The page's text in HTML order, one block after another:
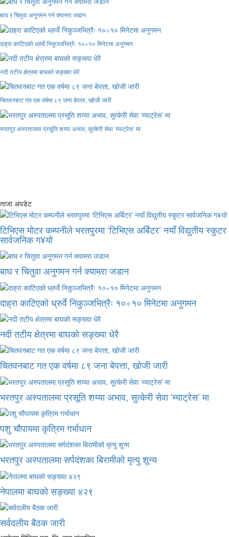
बाघ र चितुवा अनुगमन गर्न क्यामरा जडान
दाह्रा काटिएको ध्रुर्वे निकुञ्जभित्रैः १०÷१० मिनेटमा अनुगमन
नदी तटीय क्षेत्रमा बाघको सङ्ख्या धेरै
चितवनबाट गत एक वर्षमा ८९ जना बेपत्ता, खोजी जारी
भरतपुर अस्पतालमा प्रसूति शय्या अभाव, सुत्केरी सेवा ‘म्याट्रेस’ मा
ताजा अपडेट
टिभिएस मोटर कम्पनीले भरतपुरमा ‘टिभिएस अर्बिटर’ नयाँ विद्युतीय स्कुटर
सार्वजनिक ग¥यो
बाघ र चितुवा अनुगमन गर्न क्यामरा जडान
दाह्रा काटिएको ध्रुर्वे निकुञ्जभित्रैः १०÷१० मिनेटमा अनुगमन
नदी तटीय क्षेत्रमा बाघको सङ्ख्या धेरै
चितवनबाट गत एक वर्षमा ८९ जना बेपत्ता, खोजी जारी
भरतपुर अस्पतालमा प्रसूति शय्या अभाव, सुत्केरी सेवा ‘म्याट्रेस’ मा
पशु चौपायमा कृत्रिम गर्भाधान
भरतपुर अस्पतालमा सर्पदंशका बिरामीको मृत्यु शून्य
नेपालमा बाघको सङ्ख्या ४२९
सर्वदलीय बैठक जारी